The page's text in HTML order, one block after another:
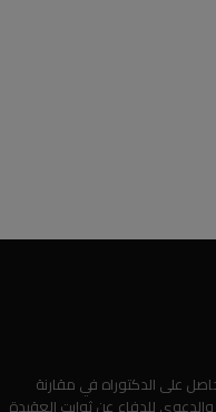
على الدكتوراه في مقارنة
للدفاع عن ثوابت العقيدة